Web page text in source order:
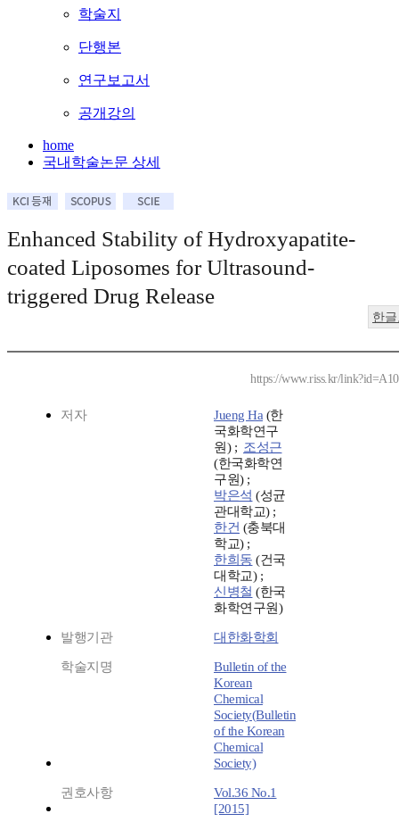
학술지
단행본
연구보고서
공개강의
home
국내학술논문 상세
Enhanced Stability of Hydroxyapatite-
coated Liposomes for Ultrasound-
triggered Drug Release
한
https://www.riss.kr/
저자 Jueng Ha(한
국화학연구
원) ; 조성근
(한국화학연
구원) ;
박은석 (성균
관대학교) ;
한건 (충북대
학교) ;
한희동 (건국
대학교) ;
신병철 (한국
화학연구원)
발행기관 대한화학회
학술지명
Bulletin of the
Korean
Chemical
Society(Bulletin
of the Korean
Chemical
Society)
권호사항
Vol.36 No.1
[2015]